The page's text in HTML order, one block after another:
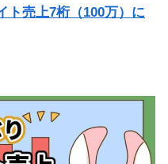
ト売上7桁（100万）に